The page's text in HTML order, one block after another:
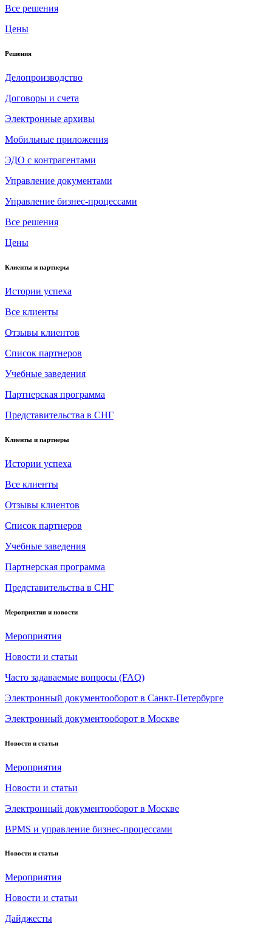
Все решения
Цены
Решения
Делопроизводство
Договоры и счета
Электронные архивы
Мобильные приложения
ЭДО с контрагентами
Управление документами
Управление бизнес-процессами
Все решения
Цены
Клиенты и партнеры
Истории успеха
Все клиенты
Отзывы клиентов
Список партнеров
Учебные заведения
Партнерская программа
Представительства в СНГ
Клиенты и партнеры
Истории успеха
Все клиенты
Отзывы клиентов
Список партнеров
Учебные заведения
Партнерская программа
Представительства в СНГ
Мероприятия и новости
Мероприятия
Новости и статьи
Часто задаваемые вопросы (FAQ)
Электронный документооборот в Санкт-Петербурге
Электронный документооборот в Москве
Новости и статьи
Мероприятия
Новости и статьи
Электронный документооборот в Москве
BPMS и управление бизнес-процессами
Новости и статьи
Мероприятия
Новости и статьи
Дайджесты